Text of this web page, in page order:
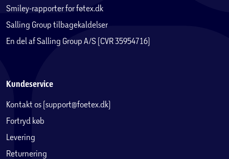
Smiley-rapporter for føtex.dk
Salling Group tilbagekaldelser
En del af Salling Group A/S (CVR 35954716)
Kundeservice
Kontakt os (support@foetex.dk)
Fortryd køb
Levering
Returnering